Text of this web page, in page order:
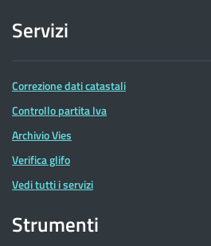
Servizi
Correzione dati catastali
Controllo partita Iva
Archivio Vies
Verifica glifo
Vedi tutti i servizi
Strumenti